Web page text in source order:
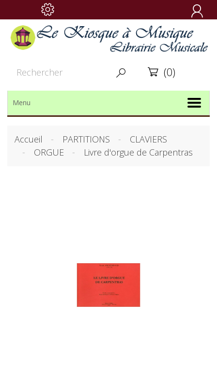

  (0)
Menu
Accueil PARTITIONS
CLAVIERS
ORGUE
Livre d'orgue de Carpentras